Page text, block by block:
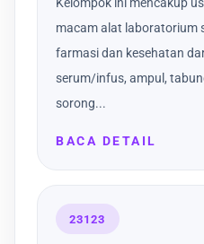
Kelompok ini mencakup
macam alat laboratorium
farmasi dan kesehatan
serum/infus, ampul,
sorong...
BACA DETAIL
23123